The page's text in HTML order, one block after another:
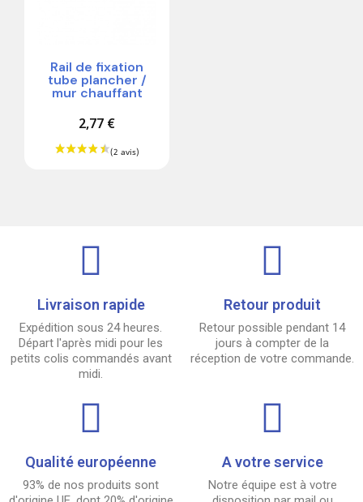
Rail de fixation
tube plancher /
mur chauffant
2,77 €
Livraison rapide
Expédition sous 24 heures.
Départ l'après midi pour les
petits colis commandés avant
midi.
Retour produit
Retour possible pendant 14
jours à compter de la
réception de votre commande.
Qualité européenne
93% de nos produits sont
A votre service
Notre équipe est à votre